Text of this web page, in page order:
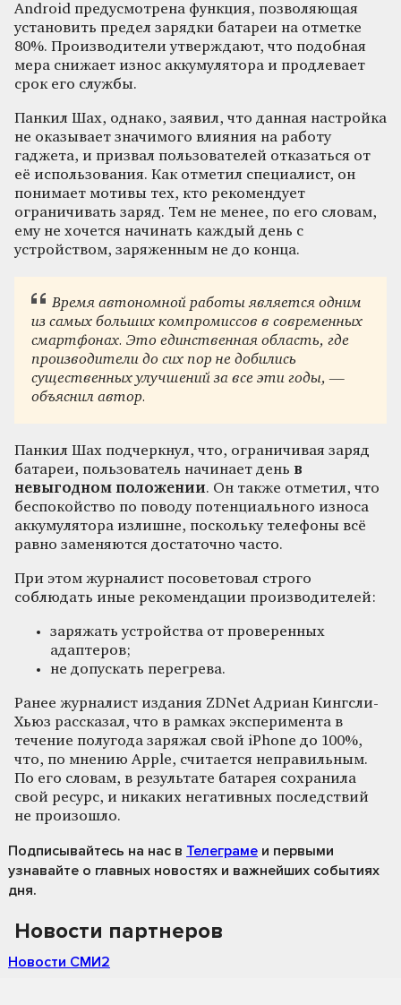
Android предусмотрена функция, позволяющая
установить предел зарядки батареи на отметке
80%. Производители утверждают, что подобная
мера снижает износ аккумулятора и продлевает
срок его службы.
Панкил Шах, однако, заявил, что данная настройка
не оказывает значимого влияния на работу
гаджета, и призвал пользователей отказаться от
её использования. Как отметил специалист, он
понимает мотивы тех, кто рекомендует
ограничивать заряд. Тем не менее, по его словам,
ему не хочется начинать каждый день с
устройством, заряженным не до конца.
Время автономной работы является одним
из самых больших компромиссов в современных
смартфонах. Это единственная область, где
производители до сих пор не добились
существенных улучшений за все эти годы, —
объяснил автор.
Панкил Шах подчеркнул, что, ограничивая заряд
батареи, пользователь начинает день в
невыгодном положении. Он также отметил, что
беспокойство по поводу потенциального износа
аккумулятора излишне, поскольку телефоны всё
равно заменяются достаточно часто.
При этом журналист посоветовал строго
соблюдать иные рекомендации производителей:
заряжать устройства от проверенных
адаптеров;
не допускать перегрева.
Ранее журналист издания ZDNet Адриан Кингсли-
Хьюз рассказал, что в рамках эксперимента в
течение полугода заряжал свой iPhone до 100%,
что, по мнению Apple, считается неправильным.
По его словам, в результате батарея сохранила
свой ресурс, и никаких негативных последствий
не произошло.
Подписывайтесь на нас в Телеграме и первыми
узнавайте о главных новостях и важнейших событиях
дня.
Новости партнеров
Новости СМИ2